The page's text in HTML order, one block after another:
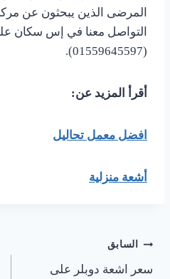
المرضى الذين يبحثون عن
التواصل معنا في إس سكان
(01559645597).
أقرأ المزيد عن:
افضل معمل تحاليل
أشعة منزلية
السابق
سعر اشعة دوبلر على